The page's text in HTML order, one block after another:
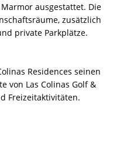
ausgestattet. Die
zusätzlich
private Parkplätze.
Residences seinen
von Las Colinas Golf &
Freizeitaktivitäten.